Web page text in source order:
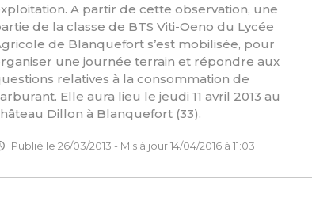
A partir de cette observation, une
de la classe de BTS Viti-Oeno du Lycée
de Blanquefort s’est mobilisée, pour
une journée terrain et répondre aux
relatives à la consommation de
Elle aura lieu le jeudi 11 avril 2013 au
Dillon à Blanquefort (33).
Publié le 26/03/2013 - Mis à jour 14/04/2016 à 11:03